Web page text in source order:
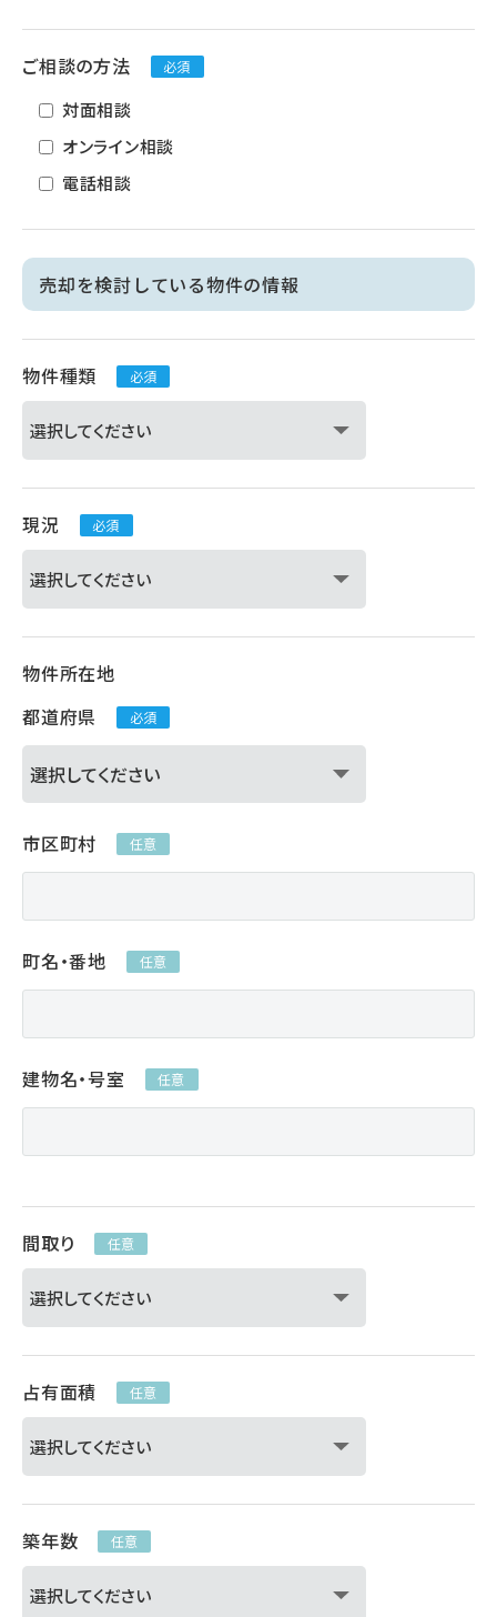
ご相談の方法 必須
対面相談
オンライン相談
電話相談
売却を検討している物件の情報
物件種類 必須
現況 必須
物件所在地
都道府県
必須
市区町村 任意
町名・番地 任意
建物名・号室 任意
間取り 任意
占有面積 任意
築年数 任意